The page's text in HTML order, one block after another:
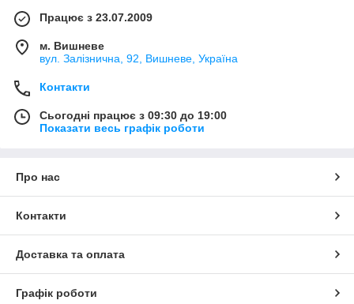
Працює з 23.07.2009
м. Вишневе
вул. Залізнична, 92, Вишневе, Україна
Контакти
Сьогодні працює з 09:30 до 19:00
Показати весь графік роботи
Про нас
Контакти
Доставка та оплата
Графік роботи